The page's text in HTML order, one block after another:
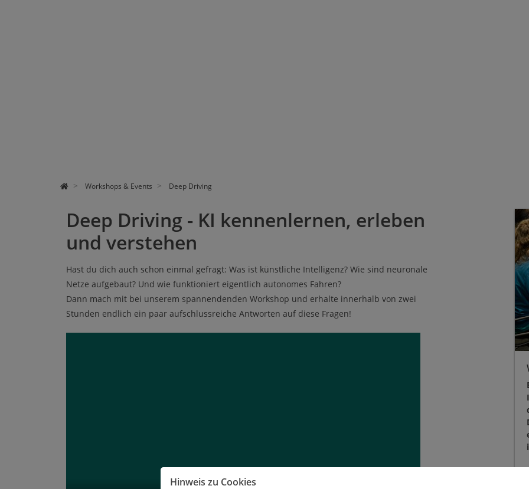
Workshops & Events Deep Driving
Deep Driving - KI kennenlernen, erleben
und verstehen
Hast du dich auch schon einmal gefragt: Was ist künstliche Intelligenz? Wie sind neuronale
Netze aufgebaut? Und wie funktioniert eigentlich autonomes Fahren?
Dann mach mit bei unserem spannendenden Workshop und erhalte innerhalb von zwei
Stunden endlich ein paar aufschlussreiche Antworten auf diese Fragen!
Hinweis zu Cookies